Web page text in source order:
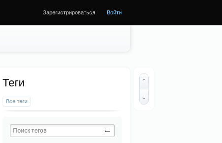
Зарегистрироваться Войти
Теги
Все теги